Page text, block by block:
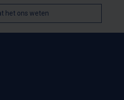
het ons weten